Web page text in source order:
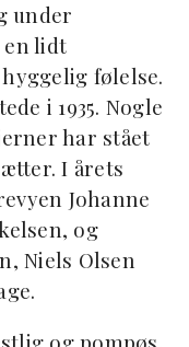
under
lidt
følelse.
i 1935. Nogle
har stået
I årets
Johanne
og
Niels Olsen